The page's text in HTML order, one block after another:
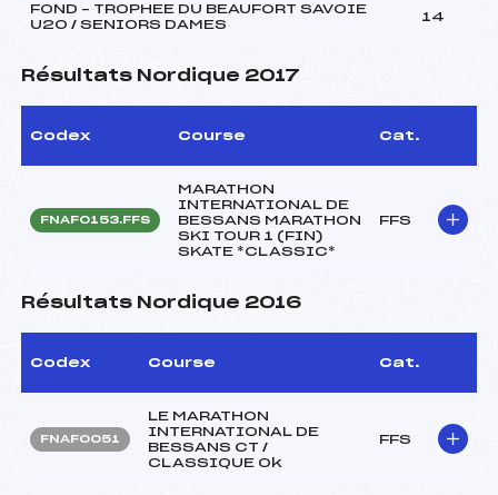
FOND – TROPHEE DU BEAUFORT SAVOIE
U20 / SENIORS DAMES
14
Résultats Nordique 2017
Codex Course Cat.
FNAF0153.FFS
MARATHON
INTERNATIONAL DE
BESSANS MARATHON
SKI TOUR 1 (FIN)
SKATE *CLASSIC*
FFS
Résultats Nordique 2016
Codex Course Cat.
FNAF0051
LE MARATHON
INTERNATIONAL DE
BESSANS CT /
CLASSIQUE Ok
FFS